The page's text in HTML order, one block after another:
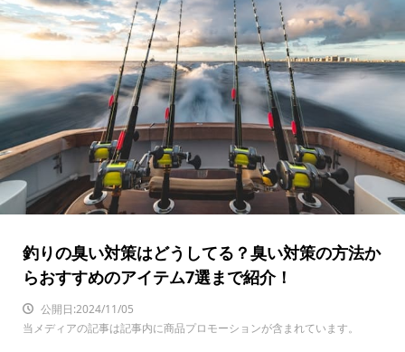
釣りの臭い対策はどうしてる？臭い対策の方法か
らおすすめのアイテム7選まで紹介！
公開日:2024/11/05
当メディアの記事は記事内に商品プロモーションが含まれています。